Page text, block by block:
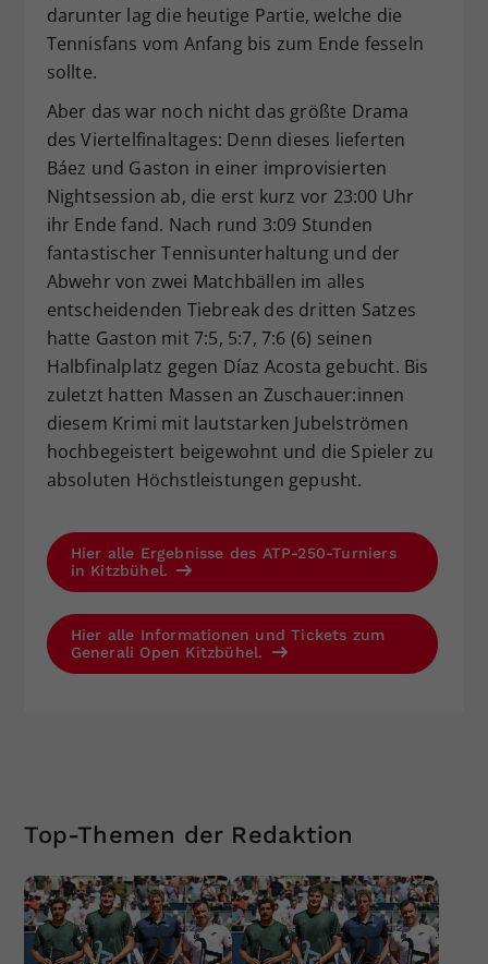
darunter lag die heutige Partie, welche die
Tennisfans vom Anfang bis zum Ende fesseln
sollte.
Aber das war noch nicht das größte Drama
des Viertelfinaltages: Denn dieses lieferten
Báez und Gaston in einer improvisierten
Nightsession ab, die erst kurz vor 23:00 Uhr
ihr Ende fand. Nach rund 3:09 Stunden
fantastischer Tennisunterhaltung und der
Abwehr von zwei Matchbällen im alles
entscheidenden Tiebreak des dritten Satzes
hatte Gaston mit 7:5, 5:7, 7:6 (6) seinen
Halbfinalplatz gegen Díaz Acosta gebucht. Bis
zuletzt hatten Massen an Zuschauer:innen
diesem Krimi mit lautstarken Jubelströmen
hochbegeistert beigewohnt und die Spieler zu
absoluten Höchstleistungen gepusht.
Hier alle Ergebnisse des ATP-250-Turniers
in Kitzbühel.
Hier alle Informationen und Tickets zum
Generali Open Kitzbühel.
Top-Themen der Redaktion